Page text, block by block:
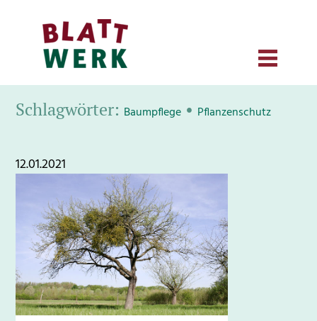
Schlagwörter: Baumpflege • Pflanzenschutz
12.01.2021